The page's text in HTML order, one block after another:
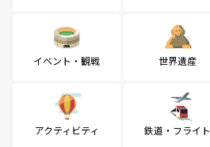
イベント・観戦 世界遺産
アクティビティ 鉄道・フライト